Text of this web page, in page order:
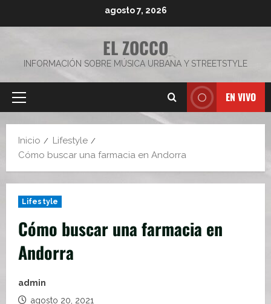
agosto 7, 2026
EL ZOCCO
INFORMACIÓN SOBRE MÚSICA URBANA Y STREETSTYLE
Menú
EN VIVO
Inicio
Lifestyle
Cómo buscar una farmacia en Andorra
Lifestyle
Cómo buscar una farmacia en
Andorra
admin
agosto 20, 2021